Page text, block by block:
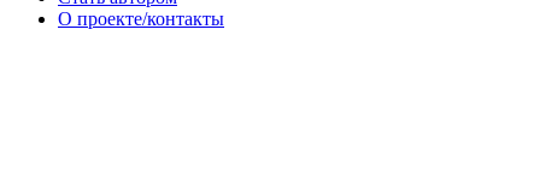
О проекте/контакты